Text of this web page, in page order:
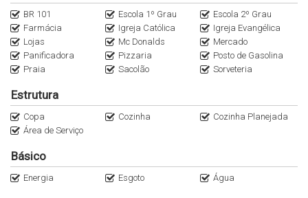
BR 101 Escola 1º Grau
Escola 2º Grau
Farmácia
Igreja Católica
Igreja Evangélica
Lojas
Mc Donalds
Mercado
Panificadora
Pizzaria
Posto de Gasolina
Praia
Sacolão Sorveteria
Estrutura
Copa Cozinha
Cozinha Planejada
Área de Serviço
Básico
Energia Esgoto Água